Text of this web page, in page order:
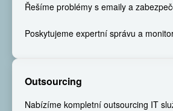
Řešíme problémy s emaily a
Poskytujeme expertní správu a
Outsourcing
Nabízíme kompletní outsourcing IT